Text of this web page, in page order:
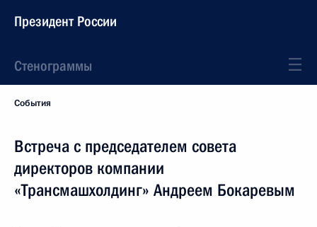
Президент России
Стенограммы
События
Встреча с председателем совета
директоров компании
«Трансмашхолдинг» Андреем Бокаревым